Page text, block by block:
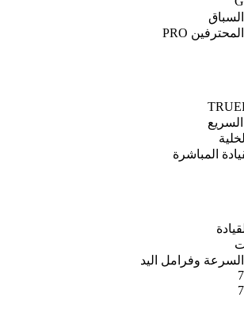
السريع‬
المباشرة‬
وفرامل اليد‬